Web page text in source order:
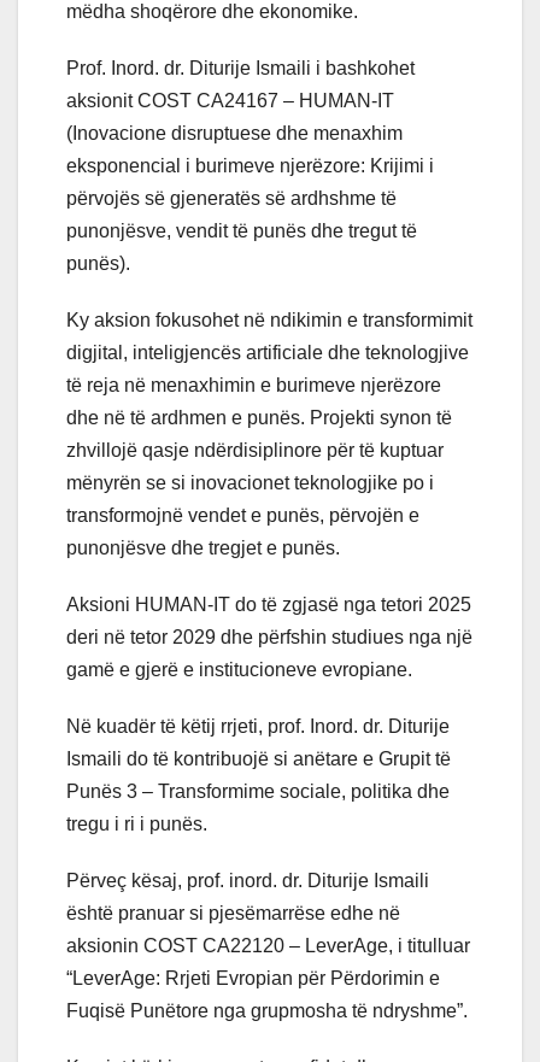
mëdha shoqërore dhe ekonomike.
Prof. Inord. dr. Diturije Ismaili i bashkohet
aksionit COST CA24167 – HUMAN-IT
(Inovacione disruptuese dhe menaxhim
eksponencial i burimeve njerëzore: Krijimi i
përvojës së gjeneratës së ardhshme të
punonjësve, vendit të punës dhe tregut të
punës).
Ky aksion fokusohet në ndikimin e transformimit
digjital, inteligjencës artificiale dhe teknologjive
të reja në menaxhimin e burimeve njerëzore
dhe në të ardhmen e punës. Projekti synon të
zhvillojë qasje ndërdisiplinore për të kuptuar
mënyrën se si inovacionet teknologjike po i
transformojnë vendet e punës, përvojën e
punonjësve dhe tregjet e punës.
Aksioni HUMAN-IT do të zgjasë nga tetori 2025
deri në tetor 2029 dhe përfshin studiues nga një
gamë e gjerë e institucioneve evropiane.
Në kuadër të këtij rrjeti, prof. Inord. dr. Diturije
Ismaili do të kontribuojë si anëtare e Grupit të
Punës 3 – Transformime sociale, politika dhe
tregu i ri i punës.
Përveç kësaj, prof. inord. dr. Diturije Ismaili
është pranuar si pjesëmarrëse edhe në
aksionin COST CA22120 – LeverAge, i titulluar
“LeverAge: Rrjeti Evropian për Përdorimin e
Fuqisë Punëtore nga grupmosha të ndryshme”.